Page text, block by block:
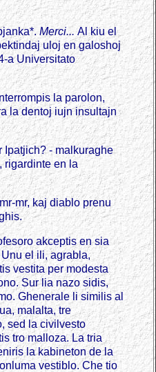
Merci...Al kiu el
uloj en galoshoj
a Universitato
la parolon,
la dentoj iujn insultajn
Ipatjich? - malkuraghe
rigardinte en la
mr, kaj diablo prenu
akceptis en sia
el ili, agrabla,
vestita per modesta
Sur lia nazo sidis,
Ghenerale li similis al
malalta, tre
sed la civilvesto
tro malloza. La tria
la kabineton de la
vestiblo. Che tio